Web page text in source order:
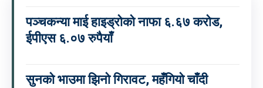
पञ्चकन्या माई हाइड्रोको नाफा ६.६७ करोड,
ईपीएस ६.०७ रुपैयाँ
सुनको भाउमा झिनो गिरावट, महँगियो चाँदी